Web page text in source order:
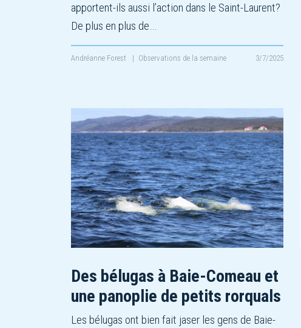
apportent-ils aussi l’action dans le Saint-Laurent?
De plus en plus de…
Andréanne Forest | Observations de la semaine 3/7/2025
Des bélugas à Baie-Comeau et
une panoplie de petits rorquals
Les bélugas ont bien fait jaser les gens de Baie-